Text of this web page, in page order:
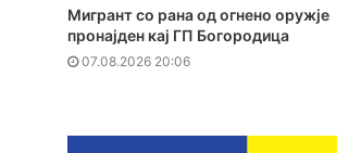
Мигрант со рана од огнено оружје
пронајден кај ГП Богородица
07.08.2026 20:06